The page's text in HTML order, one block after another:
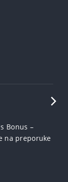
Bonus –
na preporuke